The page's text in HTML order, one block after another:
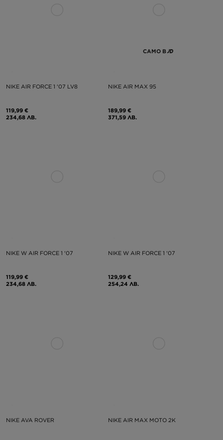
NIKE AIR FORCE 1 '07 LV8
119,99 €
234,68 ЛВ.
САМО В
NIKE AIR MAX 95
189,99 €
371,59 ЛВ.
NIKE W AIR FORCE 1 '07
119,99 €
234,68 ЛВ.
NIKE W AIR FORCE 1 '07
129,99 €
254,24 ЛВ.
NIKE AVA ROVER NIKE AIR MAX MOTO 2K